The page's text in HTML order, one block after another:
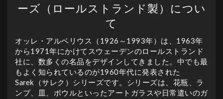
ーズ（ロールストランド製）につい
て
オッレ・アルベリウス（1926～1993年）は、1963年
から1971年にかけてスウェーデンのロールストランド
社に、数多くの名品をデザインしてきました。中でも最
もよく知られているのが1960年代に発表された
Sarek（サレク）シリーズです。シリーズは、花瓶、ラ
ンプ、皿、ボウルといったアートガラスや日常遣いのガ